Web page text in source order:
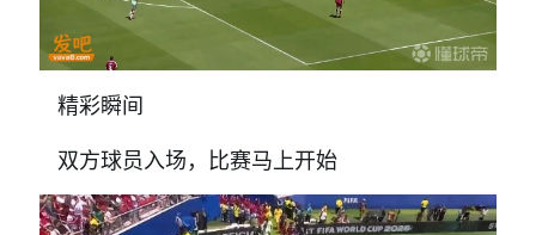
精彩瞬间
双方球员入场，比赛马上开始